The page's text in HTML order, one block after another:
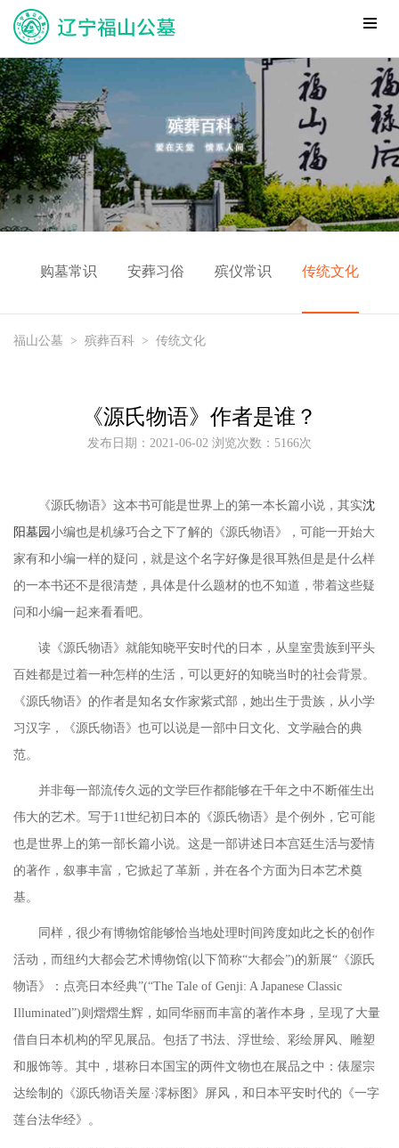
购墓常识 安葬习俗 殡仪常识 传统文化
福山公墓 > 殡葬百科 > 传统文化
《源氏物语》作者是谁？
发布日期：2021-06-02 浏览次数：5166次
《源氏物语》这本书可能是世界上的第一本长篇小说，其实沈
阳墓园 小编也是机缘巧合之下了解的 《源氏物语》，可能一开始大
家有和小编一样的疑问，就是这个名字好像是很耳熟但是是什么样
的一本书还不是很清楚，具体是什么题材的也不知道，带着这些疑
问和小编一起来看看吧。
读《源氏物语》就能知晓平安时代的日本，从皇室贵族到平头
百姓都是过着一种怎样的生活，可以更好的知晓当时的社会背景。
《源氏物语》的作者是知名女作家紫式部，她出生于贵族，从小学
习汉字，《源氏物语》也可以说是一部中日文化、文学融合的典
范。
并非每一部流传久远的文学巨作都能够在千年之中不断催生出
伟大的艺术。写于11世纪初日本的《源氏物语》是个例外，它可能
也是世界上的第一部长篇小说。这是一部讲述日本宫廷生活与爱情
的著作，叙事丰富，它掀起了革新，并在各个方面为日本艺术奠
基。
同样，很少有博物馆能够恰当地处理时间跨度如此之长的创作
活动，而纽约大都会艺术博物馆(以下简称“大都会”)的新展“《源氏
物语》：点亮日本经典”(“The Tale of Genji: A Japanese Classic
Illuminated”)则熠熠生辉，如同华丽而丰富的著作本身，呈现了大量
借自日本机构的罕见展品。包括了书法、浮世绘、彩绘屏风、雕塑
和服饰等。其中，堪称日本国宝的两件文物也在展品之中：俵屋宗
达绘制的《源氏物语关屋·澪标图》屏风，和日本平安时代的《一字
莲台法华经》。